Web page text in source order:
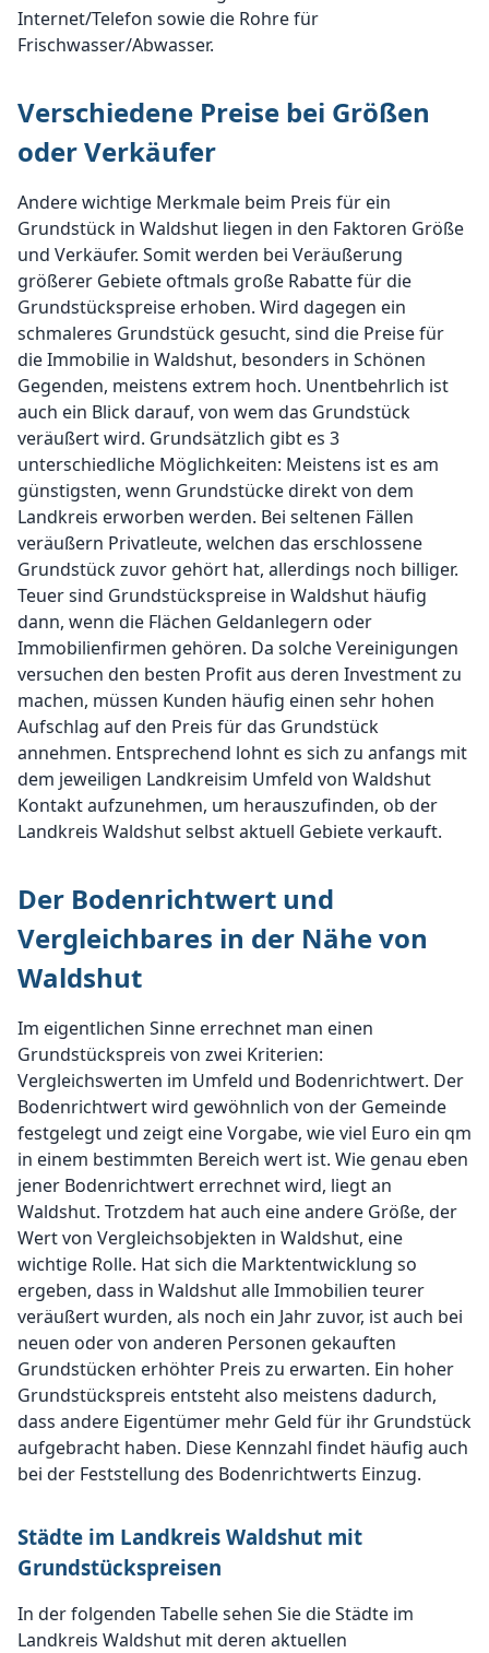
Internet/Telefon sowie die Rohre für
Frischwasser/Abwasser.
Verschiedene Preise bei Größen
oder Verkäufer
Andere wichtige Merkmale beim Preis für ein
Grundstück in Waldshut liegen in den Faktoren Größe
und Verkäufer. Somit werden bei Veräußerung
größerer Gebiete oftmals große Rabatte für die
Grundstückspreise erhoben. Wird dagegen ein
schmaleres Grundstück gesucht, sind die Preise für
die Immobilie in Waldshut, besonders in Schönen
Gegenden, meistens extrem hoch. Unentbehrlich ist
auch ein Blick darauf, von wem das Grundstück
veräußert wird. Grundsätzlich gibt es 3
unterschiedliche Möglichkeiten: Meistens ist es am
günstigsten, wenn Grundstücke direkt von dem
Landkreis erworben werden. Bei seltenen Fällen
veräußern Privatleute, welchen das erschlossene
Grundstück zuvor gehört hat, allerdings noch billiger.
Teuer sind Grundstückspreise in Waldshut häufig
dann, wenn die Flächen Geldanlegern oder
Immobilienfirmen gehören. Da solche Vereinigungen
versuchen den besten Profit aus deren Investment zu
machen, müssen Kunden häufig einen sehr hohen
Aufschlag auf den Preis für das Grundstück
annehmen. Entsprechend lohnt es sich zu anfangs mit
dem jeweiligen Landkreisim Umfeld von Waldshut
Kontakt aufzunehmen, um herauszufinden, ob der
Landkreis Waldshut selbst aktuell Gebiete verkauft.
Der Bodenrichtwert und
Vergleichbares in der Nähe von
Waldshut
Im eigentlichen Sinne errechnet man einen
Grundstückspreis von zwei Kriterien:
Vergleichswerten im Umfeld und Bodenrichtwert. Der
Bodenrichtwert wird gewöhnlich von der Gemeinde
festgelegt und zeigt eine Vorgabe, wie viel Euro ein qm
in einem bestimmten Bereich wert ist. Wie genau eben
jener Bodenrichtwert errechnet wird, liegt an
Waldshut. Trotzdem hat auch eine andere Größe, der
Wert von Vergleichsobjekten in Waldshut, eine
wichtige Rolle. Hat sich die Marktentwicklung so
ergeben, dass in Waldshut alle Immobilien teurer
veräußert wurden, als noch ein Jahr zuvor, ist auch bei
neuen oder von anderen Personen gekauften
Grundstücken erhöhter Preis zu erwarten. Ein hoher
Grundstückspreis entsteht also meistens dadurch,
dass andere Eigentümer mehr Geld für ihr Grundstück
aufgebracht haben. Diese Kennzahl findet häufig auch
bei der Feststellung des Bodenrichtwerts Einzug.
Städte im Landkreis Waldshut mit
Grundstückspreisen
In der folgenden Tabelle sehen Sie die Städte im
Landkreis Waldshut mit deren aktuellen